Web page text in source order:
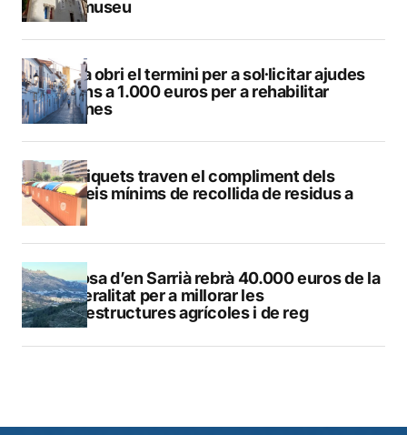
Vilamuseu
Altea obri el termini per a sol·licitar ajudes
de fins a 1.000 euros per a rehabilitar
façanes
Els piquets traven el compliment dels
serveis mínims de recollida de residus a
Calp
Callosa d’en Sarrià rebrà 40.000 euros de la
Generalitat per a millorar les
infraestructures agrícoles i de reg